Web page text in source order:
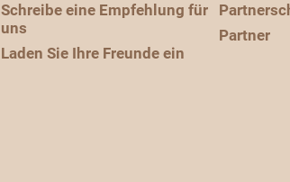
Schreibe eine Empfehlung für
uns
Laden Sie Ihre Freunde ein
Partner